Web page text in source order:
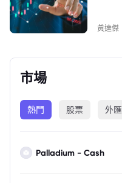
黃達傑
市場
熱門 股票 外匯
Palladium - Cash